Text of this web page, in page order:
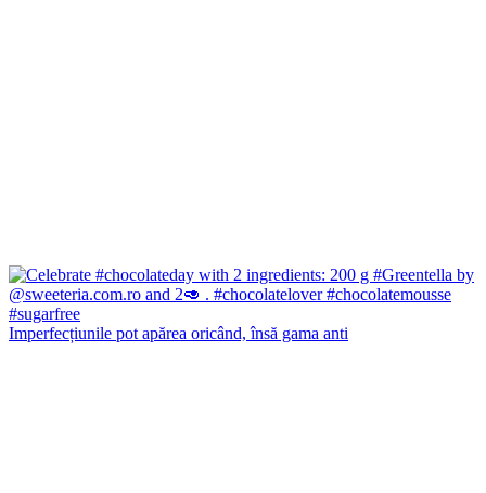
Imperfecțiunile pot apărea oricând, însă gama anti